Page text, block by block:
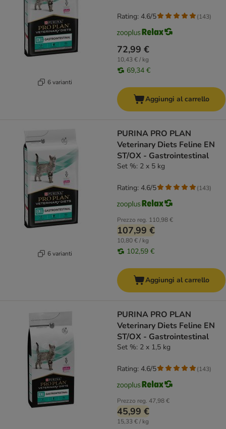
6 varianti
72,99 €
10,43 € / kg
69,34 €
Rating: 4.6/5 (143)
Aggiungi al carrello
6 varianti
PURINA PRO PLAN
Veterinary Diets Feline EN
ST/OX - Gastrointestinal
Set %: 2 x 5 kg
Prezzo reg. 110,98 €
107,99 €
10,80 € / kg
102,59 €
Rating: 4.6/5 (143)
Aggiungi al carrello
PURINA PRO PLAN
Veterinary Diets Feline EN
ST/OX - Gastrointestinal
Set %: 2 x 1,5 kg
Prezzo reg. 47,98 €
45,99 €
15,33 € / kg
Rating: 4.6/5 (143)